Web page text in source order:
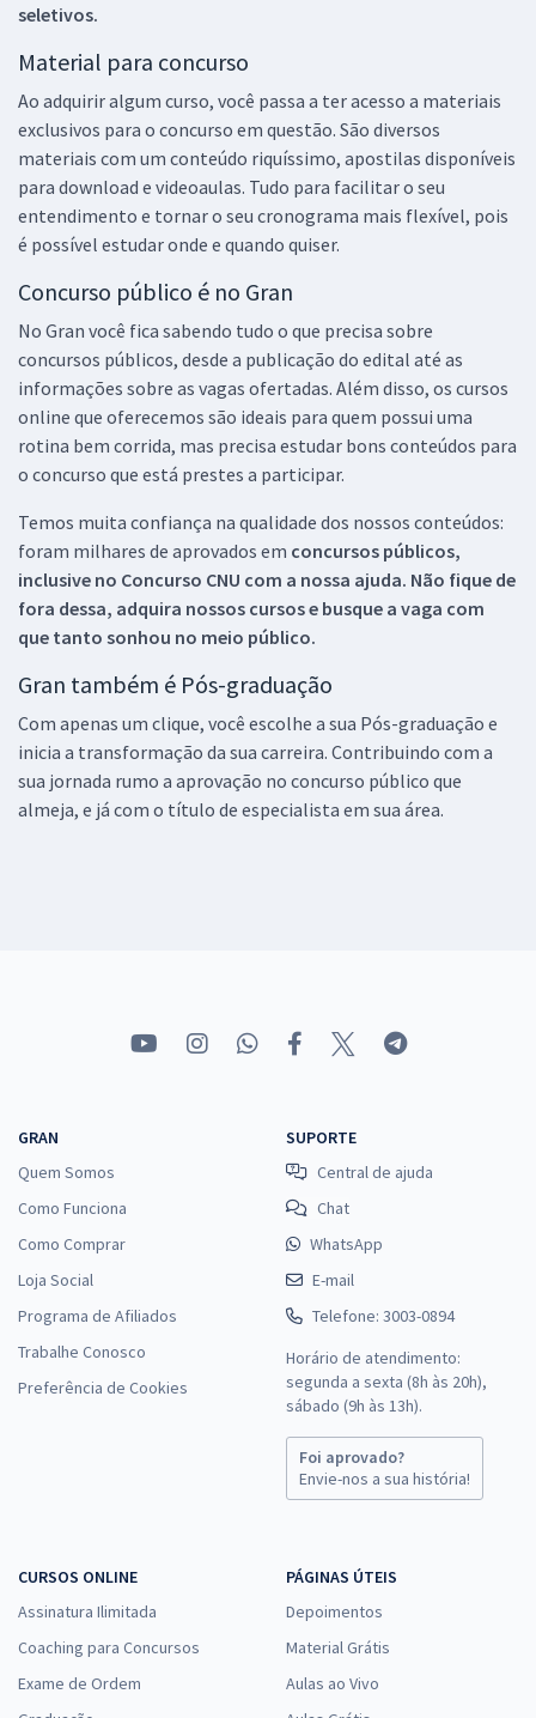
seletivos.
Material para concurso
Ao adquirir algum curso, você passa a ter acesso a materiais
exclusivos para o concurso em questão. São diversos
materiais com um conteúdo riquíssimo, apostilas disponíveis
para download e videoaulas. Tudo para facilitar o seu
entendimento e tornar o seu cronograma mais flexível, pois
é possível estudar onde e quando quiser.
Concurso público é no Gran
No Gran você fica sabendo tudo o que precisa sobre
concursos públicos, desde a publicação do edital até as
informações sobre as vagas ofertadas. Além disso, os cursos
online que oferecemos são ideais para quem possui uma
rotina bem corrida, mas precisa estudar bons conteúdos para
o concurso que está prestes a participar.
Temos muita confiança na qualidade dos nossos conteúdos:
foram milhares de aprovados em concursos públicos,
inclusive no Concurso CNU com a nossa ajuda. Não fique de
fora dessa, adquira nossos cursos e busque a vaga com
que tanto sonhou no meio público.
Gran também é Pós-graduação
Com apenas um clique, você escolhe a sua Pós-graduação e
inicia a transformação da sua carreira. Contribuindo com a
sua jornada rumo a aprovação no concurso público que
almeja, e já com o título de especialista em sua área.
GRAN
Quem Somos
Como Funciona
Como Comprar
Loja Social
Programa de Afiliados
Trabalhe Conosco
Preferência de Cookies
SUPORTE
Central de ajuda
Chat
WhatsApp
E-mail
Telefone: 3003-0894
Horário de atendimento:
segunda a sexta (8h às 20h),
sábado (9h às 13h).
Foi aprovado?
Envie-nos a sua história!
CURSOS ONLINE
Assinatura Ilimitada
Coaching para Concursos
Exame de Ordem
PÁGINAS ÚTEIS
Depoimentos
Material Grátis
Aulas ao Vivo